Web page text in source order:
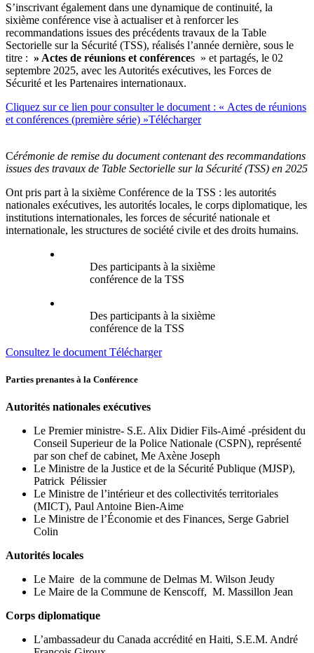
S’inscrivant également dans une dynamique de continuité, la
sixième conférence vise à actualiser et à renforcer les
recommandations issues des précédents travaux de la Table
Sectorielle sur la Sécurité (TSS), réalisés l’année dernière, sous le
titre : » Actes de réunions et conférences » et partagés, le 02
septembre 2025, avec les Autorités exécutives, les Forces de
Sécurité et les Partenaires internationaux.
Cliquez sur ce lien pour consulter le document : « Actes de réunions
et conférences (première série) »Télécharger
Cérémonie de remise du document contenant des recommandations
issues des travaux de Table Sectorielle sur la Sécurité (TSS) en 2025
Ont pris part à la sixième Conférence de la TSS : les autorités
nationales exécutives, les autorités locales, le corps diplomatique, les
institutions internationales, les forces de sécurité nationale et
internationale, les structures de société civile et des droits humains.
Des participants à la sixième
conférence de la TSS
Des participants à la sixième
conférence de la TSS
Consultez le document Télécharger
Parties prenantes à la Conférence
Autorités nationales exécutives
Le Premier ministre- S.E. Alix Didier Fils-Aimé -président du
Conseil Superieur de la Police Nationale (CSPN), représenté
par son chef de cabinet, Me Axène Joseph
Le Ministre de la Justice et de la Sécurité Publique (MJSP),
Patrick Pélissier
Le Ministre de l’intérieur et des collectivités territoriales
(MICT), Paul Antoine Bien-Aime
Le Ministre de l’Économie et des Finances, Serge Gabriel
Colin
Autorités locales
Le Maire de la commune de Delmas M. Wilson Jeudy
Le Maire de la Commune de Kenscoff, M. Massillon Jean
Corps diplomatique
L’ambassadeur du Canada accrédité en Haiti, S.E.M. André